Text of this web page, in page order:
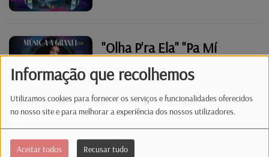
Informação que recolhemos
Utilizamos cookies para fornecer os serviços e funcionalidades oferecidos
no nosso site e para melhorar a experiência dos nossos utilizadores.
Aceitar todos Recusar tudo
"Olha P'ra Ela" "Pa Mí
"Pra Frente" & "At We Feet"